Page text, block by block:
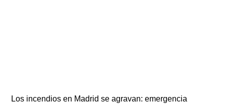
Los incendios en Madrid se agravan: emergencia